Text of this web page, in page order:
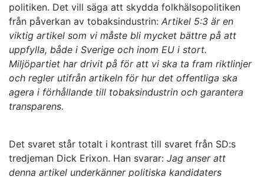
politiken. Det vill säga att skydda folkhälsopolitiken
från påverkan av tobaksindustrin: Artikel 5:3 är en
viktig artikel som vi måste bli mycket bättre på att
uppfylla, både i Sverige och inom EU i stort.
Miljöpartiet har drivit på för att vi ska ta fram riktlinjer
och regler utifrån artikeln för hur det offentliga ska
agera i förhållande till tobaksindustrin och garantera
transparens.
Det svaret står totalt i kontrast till svaret från SD:s
tredjeman Dick Erixon. Han svarar: Jag anser att
denna artikel underkänner politiska kandidaters